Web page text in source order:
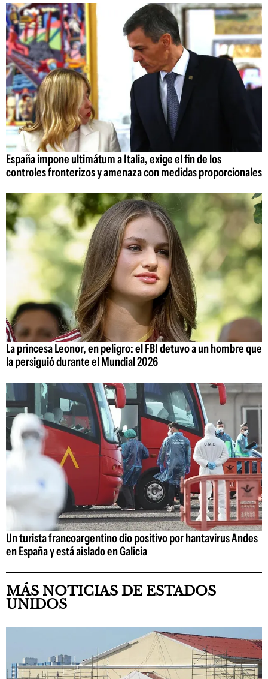
España impone ultimátum a Italia, exige el fin de los
controles fronterizos y amenaza con medidas proporcionales
La princesa Leonor, en peligro: el FBI detuvo a un hombre que
la persiguió durante el Mundial 2026
Un turista francoargentino dio positivo por hantavirus Andes
en España y está aislado en Galicia
MÁS NOTICIAS DE ESTADOS
UNIDOS